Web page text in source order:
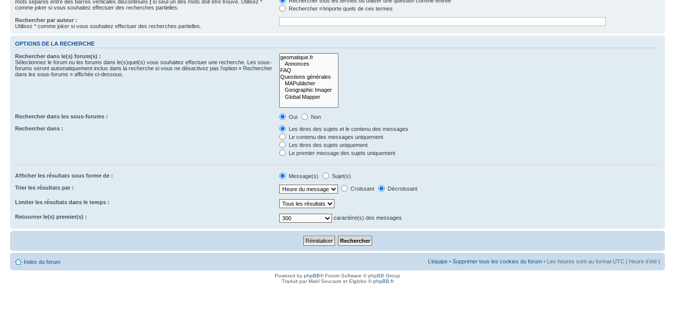
mots séparés entre des barres verticales discontinues | si seul un des mots doit être trouvé. Utilisez *
comme joker si vous souhaitez effectuer des recherches partielles.
Rechercher n’importe quels de ces termes
Rechercher par auteur :
Utilisez * comme joker si vous souhaitez effectuer des recherches partielles.
OPTIONS DE LA RECHERCHE
Rechercher dans le(s) forum(s) :
Sélectionnez le forum ou les forums dans le(s)quel(s) vous souhaitez effectuer une recherche. Les sous-
forums seront automatiquement inclus dans la recherche si vous ne désactivez pas l’option « Rechercher
dans les sous-forums » affichée ci-dessous.
Rechercher dans les sous-forums : Oui
Non
Rechercher dans :
Les titres des sujets et le contenu des messages
Le contenu des messages uniquement
Les titres des sujets uniquement
Le premier message des sujets uniquement
Afficher les résultats sous forme de : Message(s)
Sujet(s)
Trier les résultats par :
Croissant Décroissant
Limiter les résultats dans le temps :
Retourner le(s) premier(s) : caractère(s) des messages
Index du forum L’équipe • Supprimer tous les cookies du forum • Les heures sont au format UTC [ Heure d’été ]
Powered by phpBB® Forum Software © phpBB Group
Traduit par Maël Soucaze et Elglobo ©phpBB.fr